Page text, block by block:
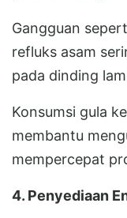
Gangguan
refluks asam
pada dinding
Konsumsi gula
membantu
mempercepat
4. Penyediaan